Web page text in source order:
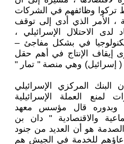
تركوا وظائفهم في الشركات
، الأمر الذي أدى إلى توقف
لدى الاحتلال الإسرائيلي ،
في بشكل مفاجئ –
الإنتاج في أهم حقل
( إسرائيل) وهي منصة " تمار "
المركزي الإسرائيلي
لمنع العملة الإسرائيلية
، وبدوره قال مؤسس معهد
والاقتصادية " دان بن
هو أن العديد من جنود
للخدمة في الجيش هم